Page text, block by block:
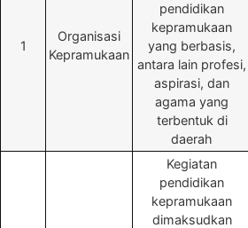
1
Organisasi
Kepramukaan
pendidikan
kepramukaan
yang berbasis,
antara lain profesi,
aspirasi, dan
agama yang
terbentuk di
daerah
Kegiatan
pendidikan
kepramukaan
dimaksudkan